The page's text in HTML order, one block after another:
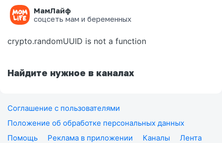
МамЛайф
соцсеть мам и беременных
Ошибка на странице
crypto.randomUUID is not a function
Найдите нужное в каналах
Соглашение с пользователями
Положение об обработке персональных данных
Помощь
Реклама в приложении Каналы
Лента